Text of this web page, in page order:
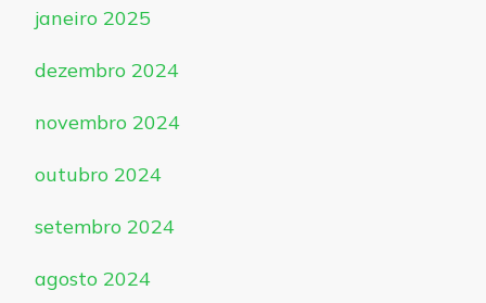
janeiro 2025
dezembro 2024
novembro 2024
outubro 2024
setembro 2024
agosto 2024